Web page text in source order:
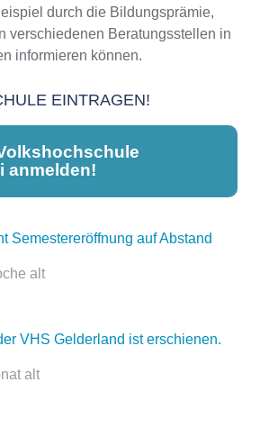
durch die Bildungsprämie,
verschiedenen Beratungsstellen in
informieren können.
EINTRAGEN!
anmelden!
dient lediglich zur
Semestereröffnung auf Abstand
alt
VHS Gelderland ist erschienen.
alt